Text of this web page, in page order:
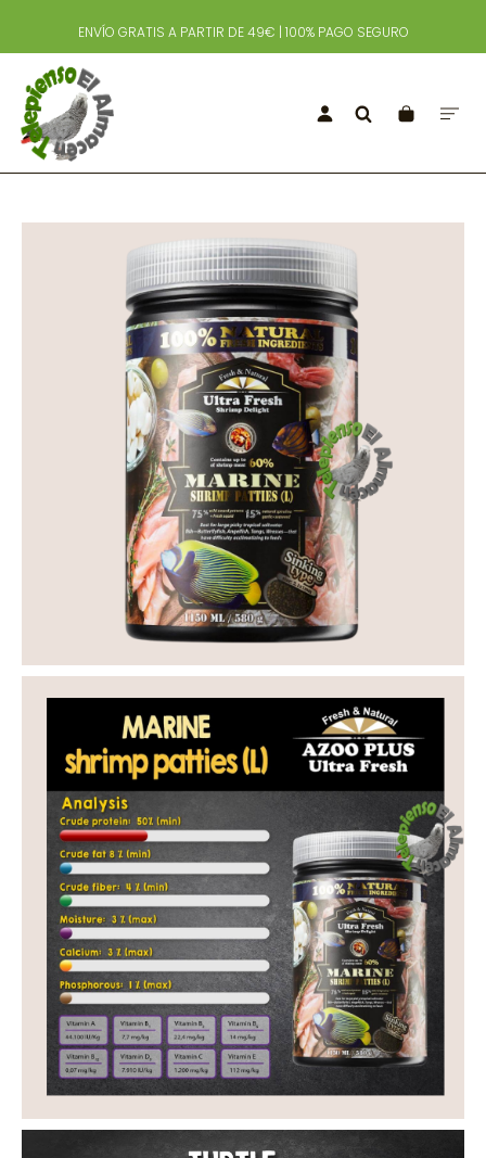
ENVÍO GRATIS A PARTIR DE 49€ | 100% PAGO SEGURO